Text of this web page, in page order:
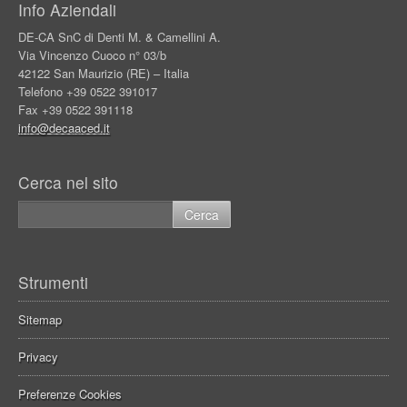
Info Aziendali
DE-CA SnC di Denti M. & Camellini A.
Via Vincenzo Cuoco n° 03/b
42122 San Maurizio (RE) – Italia
Telefono +39 0522 391017
Fax +39 0522 391118
info@decaaced.it
Cerca nel sito
Strumenti
Sitemap
Privacy
Preferenze Cookies